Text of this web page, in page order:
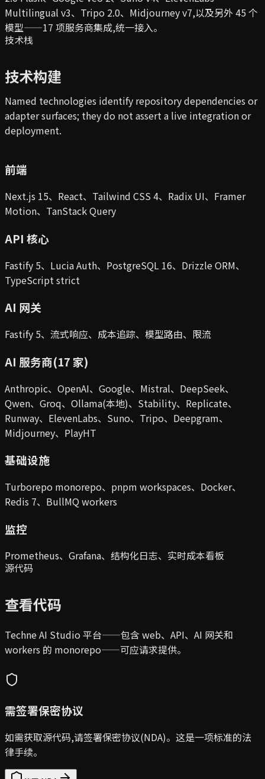
Multilingual v3、Tripo 2.0、Midjourney v7,以及另外 45 个
模型——17 项服务商集成,统一接入。
技术栈
技术构建
Named technologies identify repository dependencies or
adapter surfaces; they do not assert a live integration or
deployment.
前端
Next.js 15、React、Tailwind CSS 4、Radix UI、Framer
Motion、TanStack Query
API 核心
Fastify 5、Lucia Auth、PostgreSQL 16、Drizzle ORM、
TypeScript strict
AI 网关
Fastify 5、流式响应、成本追踪、模型路由、限流
AI 服务商(17 家)
Anthropic、OpenAI、Google、Mistral、DeepSeek、
Qwen、Groq、Ollama(本地)、Stability、Replicate、
Runway、ElevenLabs、Suno、Tripo、Deepgram、
Midjourney、PlayHT
基础设施
Turborepo monorepo、pnpm workspaces、Docker、
Redis 7、BullMQ workers
监控
Prometheus、Grafana、结构化日志、实时成本看板
源代码
查看代码
Techne AI Studio 平台——包含 web、API、AI 网关和
workers 的 monorepo——可应请求提供。
需签署保密协议
如需获取源代码,请签署保密协议(NDA)。这是一项标准的法
律手续。